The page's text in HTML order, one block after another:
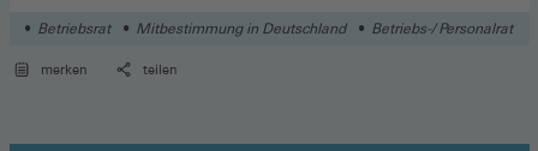
Betriebsrat Mitbestimmung in Deutschland Betriebs-/ Personalrat
merken teilen